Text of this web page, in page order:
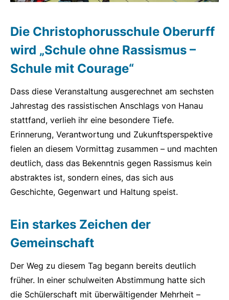
Die Christophorusschule Oberurff
wird „Schule ohne Rassismus –
Schule mit Courage“
Dass diese Veranstaltung ausgerechnet am sechsten
Jahrestag des rassistischen Anschlags von Hanau
stattfand, verlieh ihr eine besondere Tiefe.
Erinnerung, Verantwortung und Zukunftsperspektive
fielen an diesem Vormittag zusammen – und machten
deutlich, dass das Bekenntnis gegen Rassismus kein
abstraktes ist, sondern eines, das sich aus
Geschichte, Gegenwart und Haltung speist.
Ein starkes Zeichen der
Gemeinschaft
Der Weg zu diesem Tag begann bereits deutlich
früher. In einer schulweiten Abstimmung hatte sich
die Schülerschaft mit überwältigender Mehrheit –